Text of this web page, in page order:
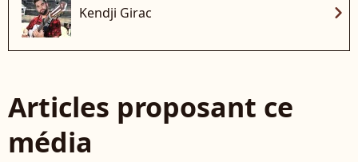
Kendji Girac chevron_right
Articles proposant ce
média